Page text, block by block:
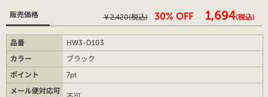
販売価格 ￥2,420(税込) 30% OFF ￥1,694(税込)
品番
HW3-D103
カラー
ブラック
ポイント
7pt
メール便対応可